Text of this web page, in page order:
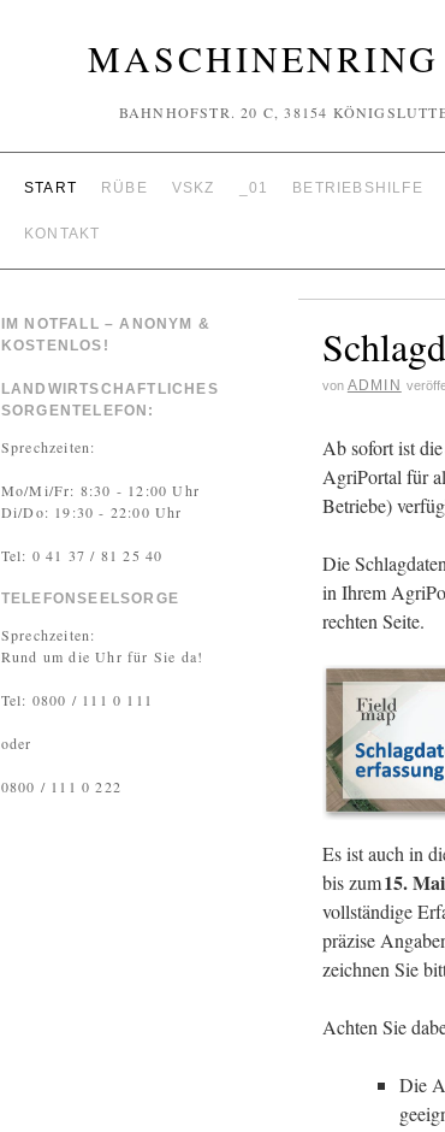
BAHNHOFSTR. 20 C, 38154
START RÜBE VSKZ _01 BETRIEBSHILFE
KONTAKT
von ADMIN
Ab sofort ist
AgriPortal für
Betriebe)
Die
in Ihrem
rechten Seite.
Es ist auch in
bis zum15. Mai
vollständige
präzise
zeichnen Sie
Achten Sie
Die
IM NOTFALL – ANONYM &
KOSTENLOS!
LANDWIRTSCHAFTLICHES
SORGENTELEFON:
Sprechzeiten:
Mo/Mi/Fr: 8:30 - 12:00 Uhr
Di/Do: 19:30 - 22:00 Uhr
Tel: 0 41 37 / 81 25 40
TELEFONSEELSORGE
Sprechzeiten:
Rund um die Uhr für Sie da!
Tel: 0800 / 111 0 111
oder
0800 / 111 0 222